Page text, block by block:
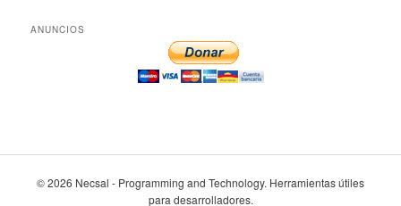
ANUNCIOS
© 2026 Necsal - Programming and Technology. Herramientas útiles
para desarrolladores.